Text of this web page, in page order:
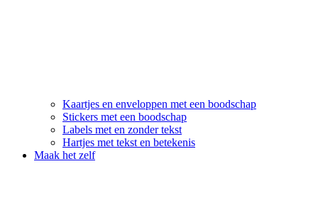
Kaartjes en enveloppen met een boodschap
Stickers met een boodschap
Labels met en zonder tekst
Hartjes met tekst en betekenis
Maak het zelf